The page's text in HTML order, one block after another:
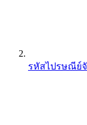
รหัสไปรษณีย์